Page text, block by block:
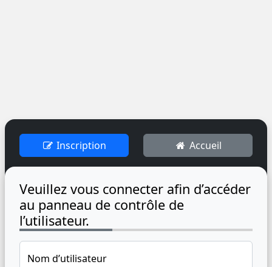
Inscription Accueil
Veuillez vous connecter afin d’accéder
au panneau de contrôle de
l’utilisateur.
Nom d’utilisateur